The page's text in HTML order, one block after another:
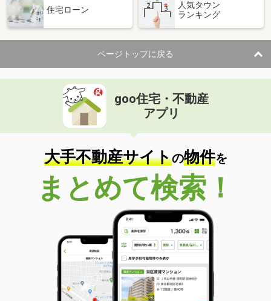
13.90万円
住 所
東京都日野市豊田２丁目
専有面積 58.5m²
間取り
2LDK
東京都武蔵村山市本町３丁目
価 格
住 所
東京都武蔵村山市本町３丁目
専有面積 58.64m²
間取り
2LDK
東京都立川市柏町４丁目
価 格
6.50万円
東京都立川市柏町４丁目
27.6m²
間取り
1K
東京都調布市上石原３丁目
価 格
8.30万円
住宅ローン
人気タウン
ランキング
ページトップに戻る
goo住宅・不動産
アプリ
大手不動産サイトの物件を
まとめて検索！